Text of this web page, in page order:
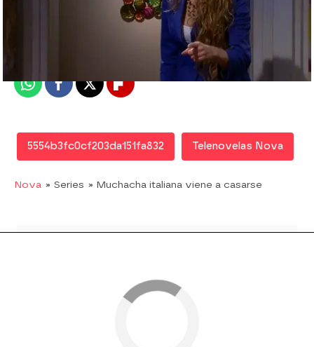
03 de septiembre de 2015, 11:49
WhatsappFacebook
X Flipboard
5554b3fc0cf203da151fa832 Telenovelas Nova
Nova » Series » Muchacha italiana viene a casarse